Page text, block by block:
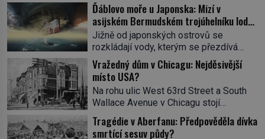
Ďáblovo moře u Japonska: Mizí v
asijském Bermudském trojúhelníku lodě
ve spárech neznámé síly?
Jižně od japonských ostrovů se
rozkládají vody, kterým se přezdívá
Ďáblovo moře. Vypráví se o lodích
mizejících beze stopy, podivných
světlech, zrádných proudech i mořských
dracích, kteří měli tyto končiny střežit už
v dávných legendách. Je tichomořský
Dračí trojúhelník skutečně prokletým
místem, nebo se zde jen nebezpečná
Vražedný dům v Chicagu: Nejděsivější
místo USA?
Na rohu ulic West 63rd Street a South
Wallace Avenue v Chicagu stojí
nenápadná pošta. Nemá žádný speciální
nápis ani pamětní desku. A přesto prý
Tragédie v Aberfanu: Předpověděla dívka
smrtící sesuv půdy?